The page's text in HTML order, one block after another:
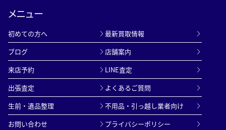
メニュー
初めての方へ
最新買取情報
ブログ
店舗案内
来店予約
LINE査定
出張査定
よくあるご質問
生前・遺品整理
不用品・引っ越し業者向け
お問い合わせ
プライバシーポリシー